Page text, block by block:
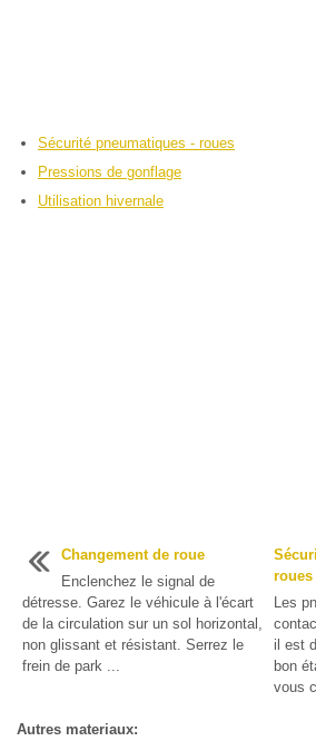
Sécurité pneumatiques - roues
Pressions de gonflage
Utilisation hivernale
Changement de roue
Enclenchez le signal de
détresse. Garez le véhicule à l'écart
de la circulation sur un sol horizontal,
non glissant et résistant. Serrez le
frein de park ...
roues
Les
il est
bon
vous
Autres materiaux: